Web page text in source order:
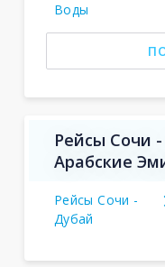
Воды
Рейсы Сочи
Арабские
Рейсы Сочи -
Дубай